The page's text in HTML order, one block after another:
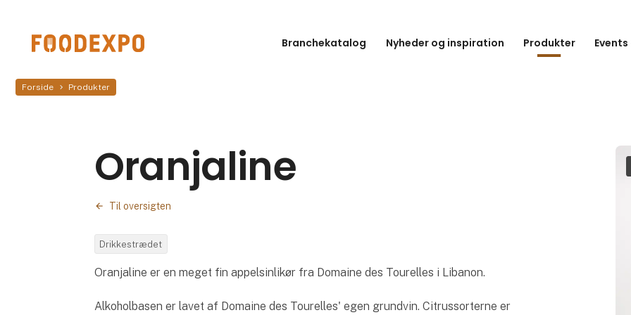
Branchekatalog Nyheder og inspiration Produkter
Forside Produkter
Oranjaline
Til oversigten
Drikkestrædet
Oranjaline er en meget fin appelsinlikør fra Domaine des Tourelles i Libanon.
Alkoholbasen er lavet af Domaine des Tourelles' egen grundvin. Citrussorterne er